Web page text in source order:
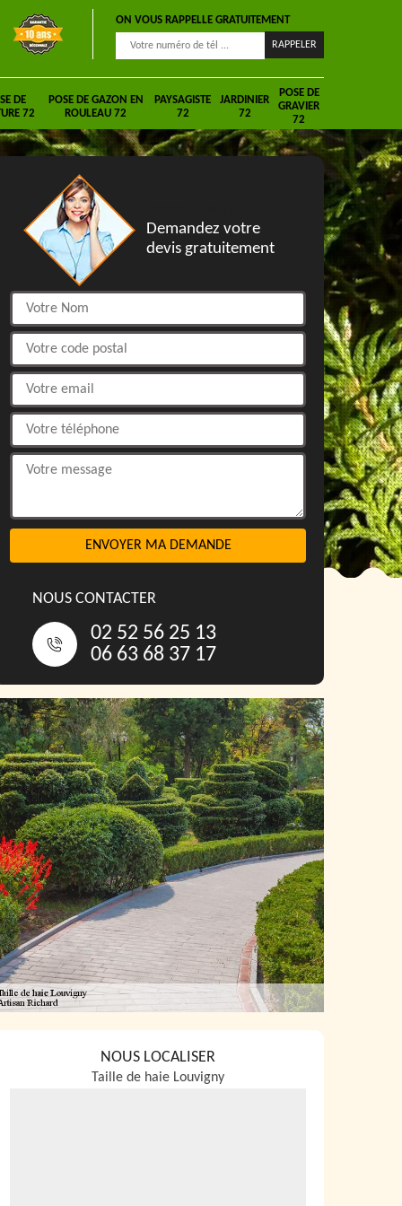
ON VOUS RAPPELLE GRATUITEMENT
DE
72
POSE DE GAZON EN
ROULEAU 72
PAYSAGISTE
72
JARDINIER
72
POSE DE
GRAVIER
72
Demandez votre
devis gratuitement
NOUS CONTACTER
02 52 56 25 13
06 63 68 37 17
NOUS LOCALISER
Taille de haie Louvigny